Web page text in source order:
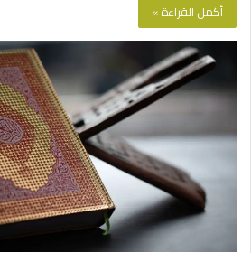
أكمل القراءة »